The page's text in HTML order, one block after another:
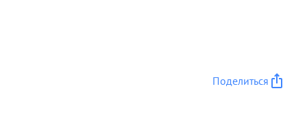
Поделиться